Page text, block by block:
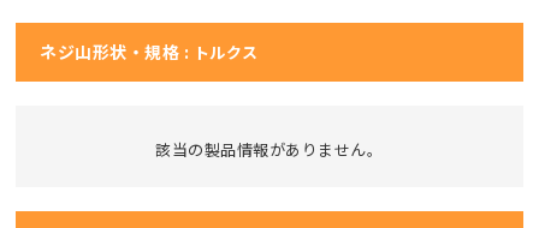
ネジ山形状・規格 : トルクス
該当の製品情報がありません。